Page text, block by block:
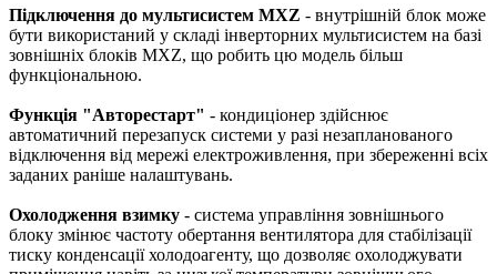
Підключення до мультисистем MXZ - внутрішній блок може
бути використаний у складі інверторних мультисистем на базі
зовнішніх блоків MXZ, що робить цю модель більш
функціональною.
Функція "Авторестарт" - кондиціонер здійснює
автоматичний перезапуск системи у разі незапланованого
відключення від мережі електроживлення, при збереженні всіх
заданих раніше налаштувань.
Охолодження взимку - система управління зовнішнього
блоку змінює частоту обертання вентилятора для стабілізації
тиску конденсації холодоагенту, що дозволяє охолоджувати